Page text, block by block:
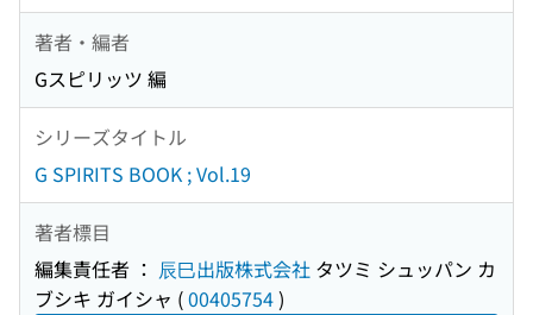
著者・編者
Gスピリッツ 編
シリーズタイトル
G SPIRITS BOOK ; Vol.19
著者標目
編集責任者 ： 辰巳出版株式会社 タツミ シュッパン カ
ブシキ ガイシャ (00405754)